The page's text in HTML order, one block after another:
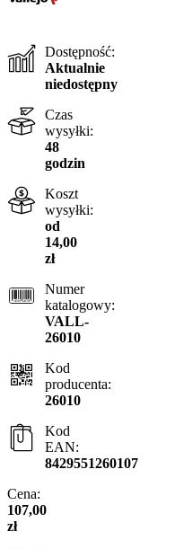
Dostępność:
Aktualnie
niedostępny
Czas
wysyłki:
48
godzin
Koszt
wysyłki:
od
14,00
zł
Numer
katalogowy:
VALL-
26010
Kod
producenta:
26010
Kod
EAN:
8429551260107
Cena:
107,00
zł